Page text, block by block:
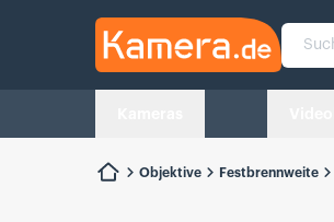
Kamera.de
Suche
Objektive Festbrennweite